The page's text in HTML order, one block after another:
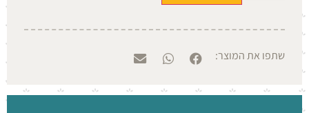
שתפו את המוצר: